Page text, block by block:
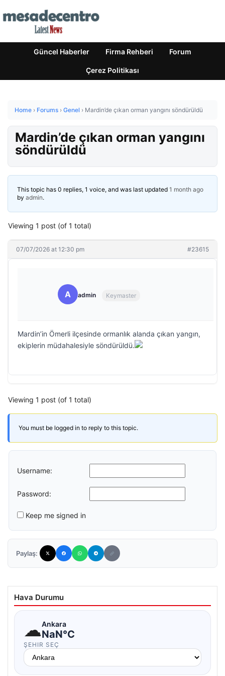
Güncel Haberler Firma Rehberi Forum
Çerez Politikası
Home › Forums › Genel › Mardin’de çıkan orman yangını söndürüldü
Mardin’de çıkan orman yangını
söndürüldü
This topic has 0 replies, 1 voice, and was last updated 1 month ago
by admin.
Viewing 1 post (of 1 total)
07/07/2026 at 12:30 pm #23615
A admin Keymaster
Mardin’in Ömerli ilçesinde ormanlık alanda çıkan yangın,
ekiplerin müdahalesiyle söndürüldü.
Viewing 1 post (of 1 total)
You must be logged in to reply to this topic.
Username:
Password:
Keep me signed in
Paylaş:
Hava Durumu
☁Ankara
NaN°C
ŞEHIR SEÇ